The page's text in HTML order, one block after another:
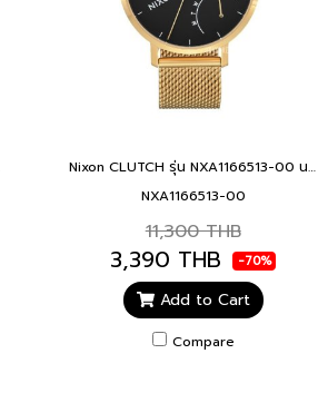
Nixon CLUTCH รุ่น NXA1166513-00 นาฬิกาข้อมือผู้ชาย สายสแตนเลส สีทอง หน้าปัด 38 มม. CLUTCH GOLD BLACK
NXA1166513-00
11,300 THB
3,390 THB -70%
Add to Cart
Compare